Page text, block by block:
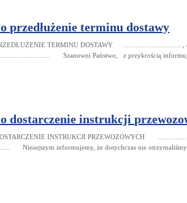
przedłużenie terminu dostawy
PRZEDŁUŻENIE TERMINU DOSTAWY
Szanowni Państwo, z przykrością
dostarczenie instrukcji
DOSTARCZENIE INSTRUKCJI PRZEWOZOWYCH
informujemy, że dotychczas nie otrzymaliśmy